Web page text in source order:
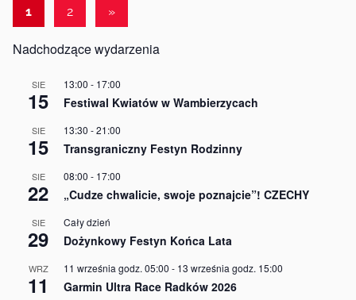
Stronicowanie
wpisów
1 2
Następne
»
Nadchodzące wydarzenia
SIE
15
13:00 - 17:00
Festiwal Kwiatów w Wambierzycach
SIE
15
13:30 -21:00
Transgraniczny Festyn Rodzinny
SIE
22
08:00 - 17:00
„Cudze chwalicie, swoje poznajcie”! CZECHY
SIE
29
Cały dzień
Dożynkowy Festyn Końca Lata
WRZ
11
11 września godz. 05:00 - 13 września godz. 15:00
Garmin Ultra Race Radków 2026